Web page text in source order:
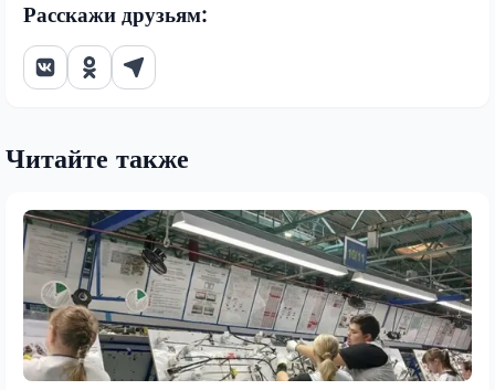
Расскажи друзьям:
Читайте также